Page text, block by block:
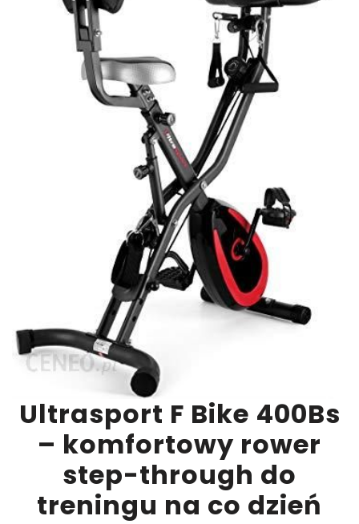
Ultrasport F Bike 400Bs
– komfortowy rower
step-through do
treningu na co dzień